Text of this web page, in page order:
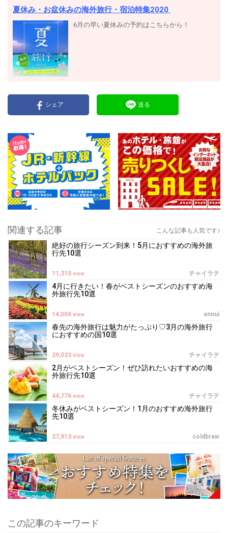
夏休み・お盆休みの海外旅行・宿泊特集2020
6月の早い夏休みの予約はこちらから！
シェア 送る
関連する記事 こんな記事も人気です♪
絶好の旅行シーズン到来！5月におすすめの海外旅
行先10選
チャイラテ
11,315 view
4月に行きたい！春がベストシーズンのおすすめ海
外旅行先10選
ennui
14,004 view
春先の海外旅行は魅力がたっぷり♡3月の海外旅行
におすすめの国10選
チャイラテ
29,033 view
2月がベストシーズン！ぜひ訪れたいおすすめの海
外旅行先10選
チャイラテ
44,776 view
冬休みがベストシーズン！1月のおすすめ海外旅行
先10選
coldbrew
27,913 view
この記事のキーワード